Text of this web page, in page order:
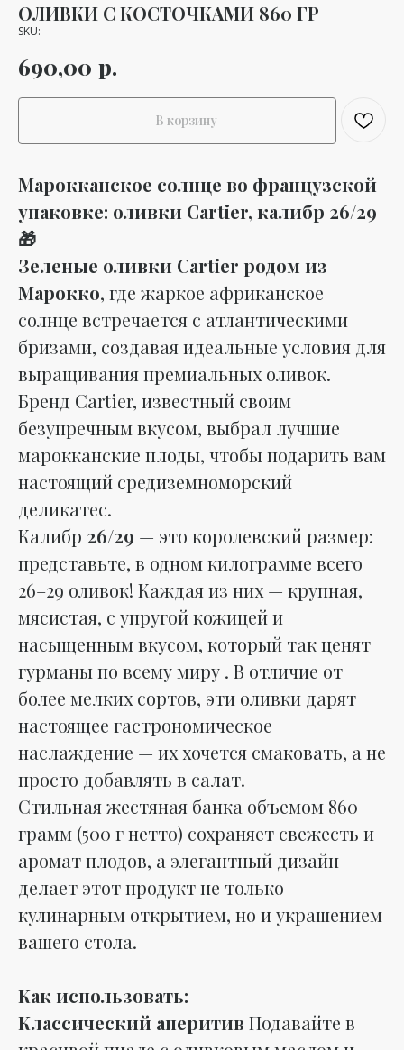
ОЛИВКИ С КОСТОЧКАМИ 860 ГР
SKU:
690,00 р.
В корзину
Марокканское солнце во французской
упаковке: оливки Cartier, калибр 26/29
🎁
Зеленые оливки Cartier родом из
Марокко, где жаркое африканское
солнце встречается с атлантическими
бризами, создавая идеальные условия для
выращивания премиальных оливок.
Бренд Cartier, известный своим
безупречным вкусом, выбрал лучшие
марокканские плоды, чтобы подарить вам
настоящий средиземноморский
деликатес.
Калибр 26/29 — это королевский размер:
представьте, в одном килограмме всего
26–29 оливок! Каждая из них — крупная,
мясистая, с упругой кожицей и
насыщенным вкусом, который так ценят
гурманы по всему миру . В отличие от
более мелких сортов, эти оливки дарят
настоящее гастрономическое
наслаждение — их хочется смаковать, а не
просто добавлять в салат.
Стильная жестяная банка объемом 860
грамм (500 г нетто) сохраняет свежесть и
аромат плодов, а элегантный дизайн
делает этот продукт не только
кулинарным открытием, но и украшением
вашего стола.
Как использовать:
Классический аперитив Подавайте в